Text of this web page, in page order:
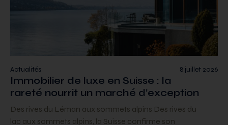
8 juillet 2026
Actualités
Immobilier de luxe en Suisse : la
rareté nourrit un marché d’exception
Des rives du Léman aux sommets alpins Des rives du
lac aux sommets alpins, la Suisse confirme son